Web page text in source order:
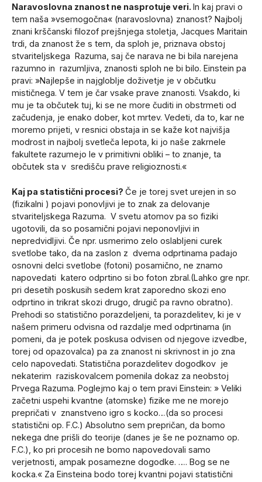
Naravoslovna znanost ne nasprotuje veri. In kaj pravi o
tem naša »vsemogočna« (naravoslovna) znanost? Najbolj
znani krščanski filozof prejšnjega stoletja, Jacques Maritain
trdi, da znanost že s tem, da sploh je, priznava obstoj
stvariteljskega Razuma, saj če narava ne bi bila narejena
razumno in razumljiva, znanosti sploh ne bi bilo. Einstein pa
pravi: »Najlepše in najgloblje doživetje je v občutku
mističnega. V tem je čar vsake prave znanosti. Vsakdo, ki
mu je ta občutek tuj, ki se ne more čuditi in obstrmeti od
začudenja, je enako dober, kot mrtev. Vedeti, da to, kar ne
moremo prijeti, v resnici obstaja in se kaže kot najvišja
modrost in najbolj svetleča lepota, ki jo naše zakrnele
fakultete razumejo le v primitivni obliki – to znanje, ta
občutek sta v središču prave religioznosti.«
Kaj pa statistični procesi? Če je torej svet urejen in so
(fizikalni ) pojavi ponovljivi je to znak za delovanje
stvariteljskega Razuma. V svetu atomov pa so fiziki
ugotovili, da so posamični pojavi neponovljivi in
nepredvidljivi. Če npr. usmerimo zelo oslabljeni curek
svetlobe tako, da na zaslon z dvema odprtinama padajo
osnovni delci svetlobe (fotoni) posamično, ne znamo
napovedati katero odprtino si bo foton zbral.(Lahko gre npr.
pri desetih poskusih sedem krat zaporedno skozi eno
odprtino in trikrat skozi drugo, drugič pa ravno obratno).
Prehodi so statistično porazdeljeni, ta porazdelitev, ki je v
našem primeru odvisna od razdalje med odprtinama (in
pomeni, da je potek poskusa odvisen od njegove izvedbe,
torej od opazovalca) pa za znanost ni skrivnost in jo zna
celo napovedati. Statistična porazdelitev dogodkov je
nekaterim raziskovalcem pomenila dokaz za neobstoj
Prvega Razuma. Poglejmo kaj o tem pravi Einstein: » Veliki
začetni uspehi kvantne (atomske) fizike me ne morejo
prepričati v znanstveno igro s kocko…(da so procesi
statistični op. F.C.) Absolutno sem prepričan, da bomo
nekega dne prišli do teorije (danes je še ne poznamo op.
F.C.), ko pri procesih ne bomo napovedovali samo
verjetnosti, ampak posamezne dogodke. …. Bog se ne
kocka.« Za Einsteina bodo torej kvantni pojavi statistični